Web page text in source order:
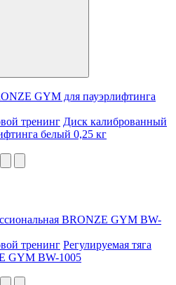
тренинг Диск калиброванный
белый 0,25 кг
тренинг Регулируемая тяга
GYM BW-1005